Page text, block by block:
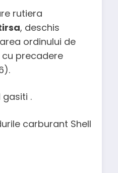
rutiera
, deschis
ordinului de
precadere
.
carburant Shell